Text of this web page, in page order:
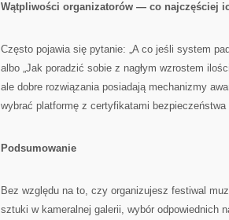
Wątpliwości organizatorów — co najczęściej
Często pojawia się pytanie: „A co jeśli system
albo „Jak poradzić sobie z nagłym wzrostem
ale dobre rozwiązania posiadają mechanizmy
wybrać platformę z certyfikatami
Podsumowanie
Bez względu na to, czy organizujesz festiwal
sztuki w kameralnej galerii, wybór odpowiednich